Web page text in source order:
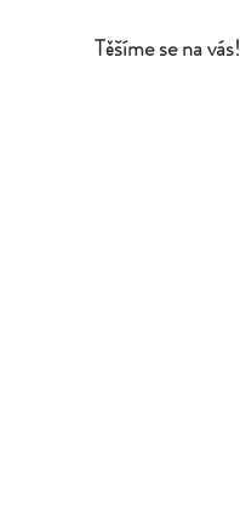
Těšíme se na vás!